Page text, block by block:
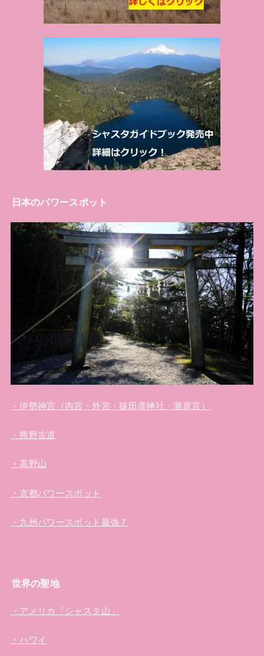
日本のパワースポット
・伊勢神宮（内宮・外宮・猿田彦神社・瀧原宮）
・熊野古道
・高野山
・京都パワースポット
・九州パワースポット最強７
世界の聖地
・アメリカ「シャスタ山」
・ハワイ